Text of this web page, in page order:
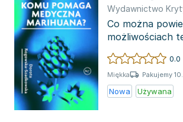
Wydawnictwo
Co można
możliwościach
ta wiedza wcią...
0.0
Miękka Pakujemy
Nowa Używana